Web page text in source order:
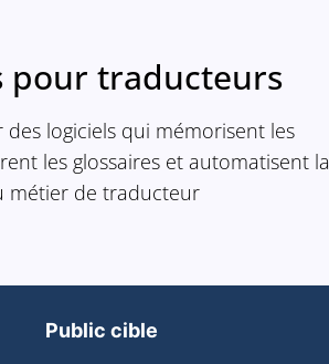
pour traducteurs
logiciels qui mémorisent les
les glossaires et automatisent la
métier de traducteur
Public cible